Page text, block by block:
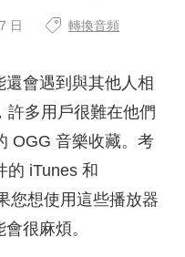
日 轉換音頻
會遇到與其他人相
許多用戶很難在他們
OGG 音樂收藏。考
的 iTunes 和
您想使用這些播放器
很麻煩。